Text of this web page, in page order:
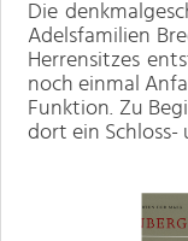
Die
Adelsfamilien
Herrensitzes
noch einmal
Funktion. Zu
dort ein